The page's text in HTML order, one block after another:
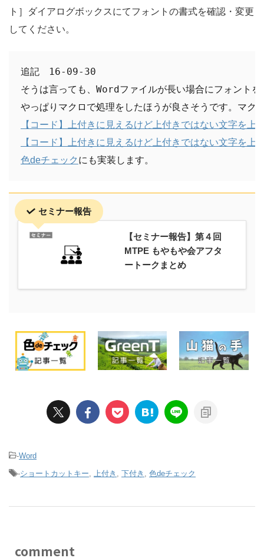
ト］ダイアログボックスにてフォントの書式を確認・変更
してください。
追記　16-09-30
そうは言っても、Wordファイルが長い場合にフォント
色deチェック にも実装します。
セミナー報告
【セミナー報告】第４回
MTPE もやもや会アフタ
ートークまとめ
-Word
-ショートカットキー 上付き 下付き 色deチェック
comment